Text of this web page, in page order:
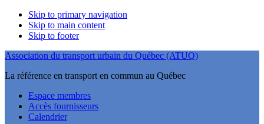
Skip to primary navigation
Skip to main content
Skip to footer
Association du transport urbain du Québec (ATUQ)
La référence en transport en commun au Québec
Espace membres
Accès fournisseurs
Calendrier